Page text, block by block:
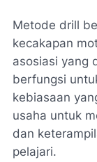
Metode drill
kecakapan
asosiasi yang
berfungsi
kebiasaan
usaha untuk
dan
pelajari.